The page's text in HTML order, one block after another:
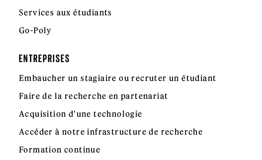
Services aux étudiants
Go-Poly
ENTREPRISES
Embaucher un stagiaire ou recruter un étudiant
Faire de la recherche en partenariat
Acquisition d'une technologie
Accéder à notre infrastructure de recherche
Formation continue